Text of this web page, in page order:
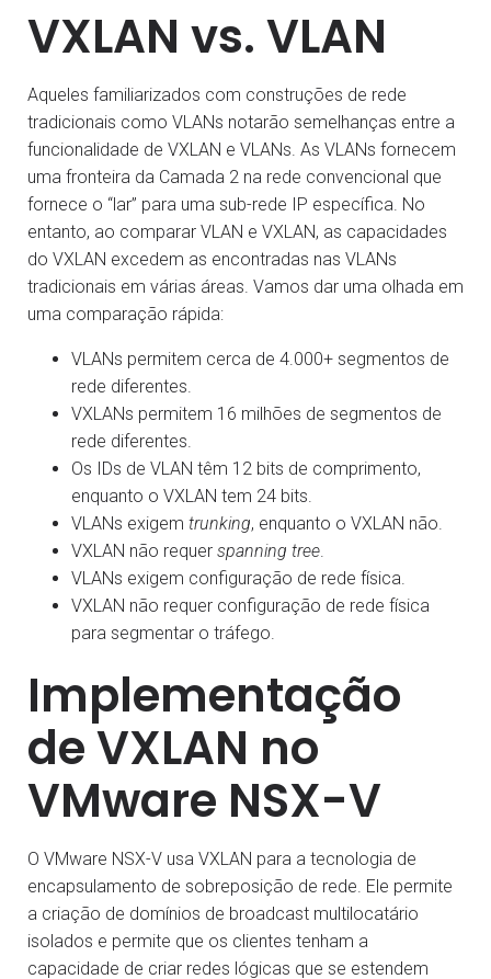
VXLAN vs. VLAN
Aqueles familiarizados com construções de rede
tradicionais como VLANs notarão semelhanças entre a
funcionalidade de VXLAN e VLANs. As VLANs fornecem
uma fronteira da Camada 2 na rede convencional que
fornece o “lar” para uma sub-rede IP específica. No
entanto, ao comparar VLAN e VXLAN, as capacidades
do VXLAN excedem as encontradas nas VLANs
tradicionais em várias áreas. Vamos dar uma olhada em
uma comparação rápida:
VLANs permitem cerca de 4.000+ segmentos de
rede diferentes.
VXLANs permitem 16 milhões de segmentos de
rede diferentes.
Os IDs de VLAN têm 12 bits de comprimento,
enquanto o VXLAN tem 24 bits.
VLANs exigem trunking, enquanto o VXLAN não.
VXLAN não requer spanning tree.
VLANs exigem configuração de rede física.
VXLAN não requer configuração de rede física
para segmentar o tráfego.
Implementação
de VXLAN no
VMware NSX-V
O VMware NSX-V usa VXLAN para a tecnologia de
encapsulamento de sobreposição de rede. Ele permite
a criação de domínios de broadcast multilocatário
isolados e permite que os clientes tenham a
capacidade de criar redes lógicas que se estendem